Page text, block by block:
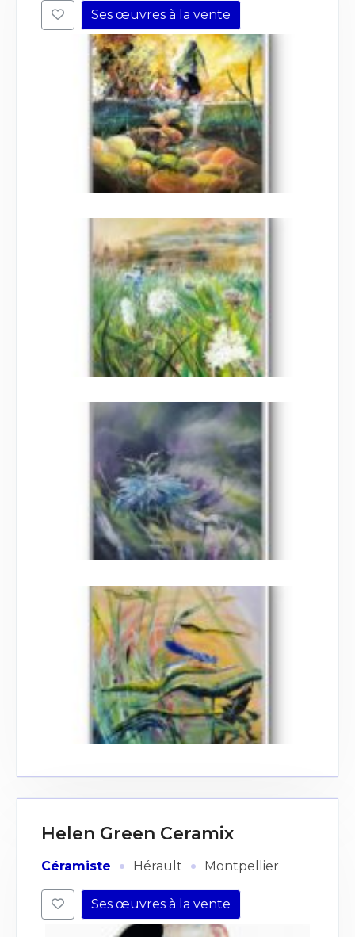
Adresse email*
Statut / Organisation
J'accepte les termes et conditions
* Champ obligatoire
Adresse email*
Statut / Organisation
J'accepte lestermes et conditions
* Champ obligatoire
Ses œuvres à la vente
Helen Green Ceramix
Céramiste · Hérault · Montpellier
Ses œuvres à la vente